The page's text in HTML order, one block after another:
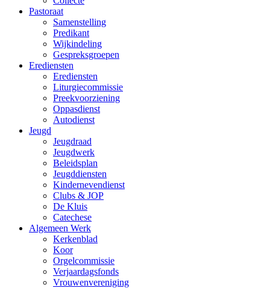
Pastoraat
Samenstelling
Predikant
Wijkindeling
Gespreksgroepen
Erediensten
Erediensten
Liturgiecommissie
Preekvoorziening
Oppasdienst
Autodienst
Jeugd
Jeugdraad
Jeugdwerk
Beleidsplan
Jeugddiensten
Kindernevendienst
Clubs & JOP
De Kluis
Catechese
Algemeen Werk
Kerkenblad
Koor
Orgelcommissie
Verjaardagsfonds
Vrouwenvereniging